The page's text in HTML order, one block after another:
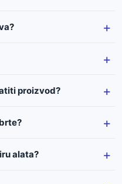
proizvod?
alata?